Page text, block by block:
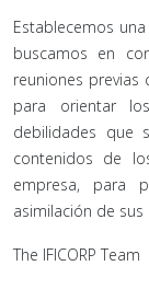
Establecemos
buscamos en
reuniones previas
para orientar
debilidades que
contenidos de
empresa, para
asimilación de sus
The IFICORP Team